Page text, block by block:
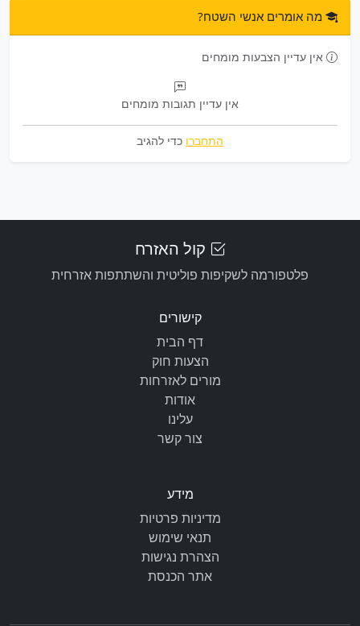
מה אומרים אנשי השטח?
אין עדיין הצבעות מומחים
אין עדיין תגובות מומחים
התחברו כדי להגיב
קול האזרח
פלטפורמה לשקיפות פוליטית והשתתפות אזרחית
קישורים
דף הבית
הצעות חוק
מורים לאזרחות
אודות
עלינו
צור קשר
מידע
מדיניות פרטיות
תנאי שימוש
הצהרת נגישות
אתר הכנסת